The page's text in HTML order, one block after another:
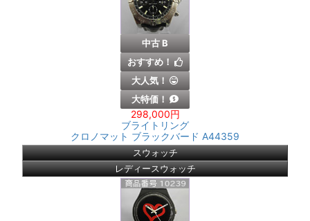
中古 B
おすすめ！
大人気！
大特価！
298,000円
ブライトリング
クロノマット ブラックバード A44359
スウォッチ
レディースウォッチ